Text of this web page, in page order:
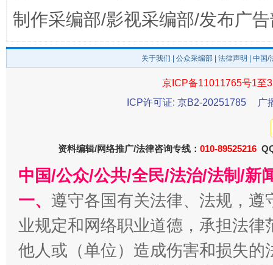
千年窑火 生生不息 一
揭开“小金库”的免责幌子
制作采编部/影视采编部/发布广
关于我们 公众采编部 法律声明 | 中国
京ICP备11011765号1至
ICP许可证: 京B2-20251785
广
资料编辑/网络推广/法律咨询专线： 010-89525216
中国/公众/公共/全民/法治/法制/新
一、 遵守各国有关法律、法规，
业规定和网络职业道德，承担法
他人或（单位）造成伤害和损失